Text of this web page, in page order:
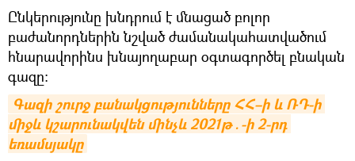
Ընկերությունը խնդրում է մնացած բոլոր
բաժանորդներին նշված ժամանակահատվածում
հնարավորինս խնայողաբար օգտագործել բնական
գազը:
Գազի շուրջ բանակցությունները ՀՀ–ի և ՌԴ-ի
միջև կշարունակվեն մինչև 2021թ․-ի 2-րդ
եռամսյակը